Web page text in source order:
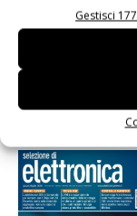
Gestisci
Selezione di